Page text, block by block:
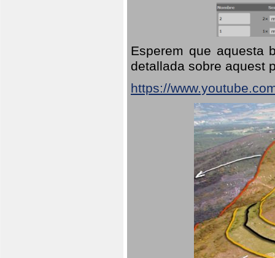
Esperem que aquesta
detallada sobre aquest
https://